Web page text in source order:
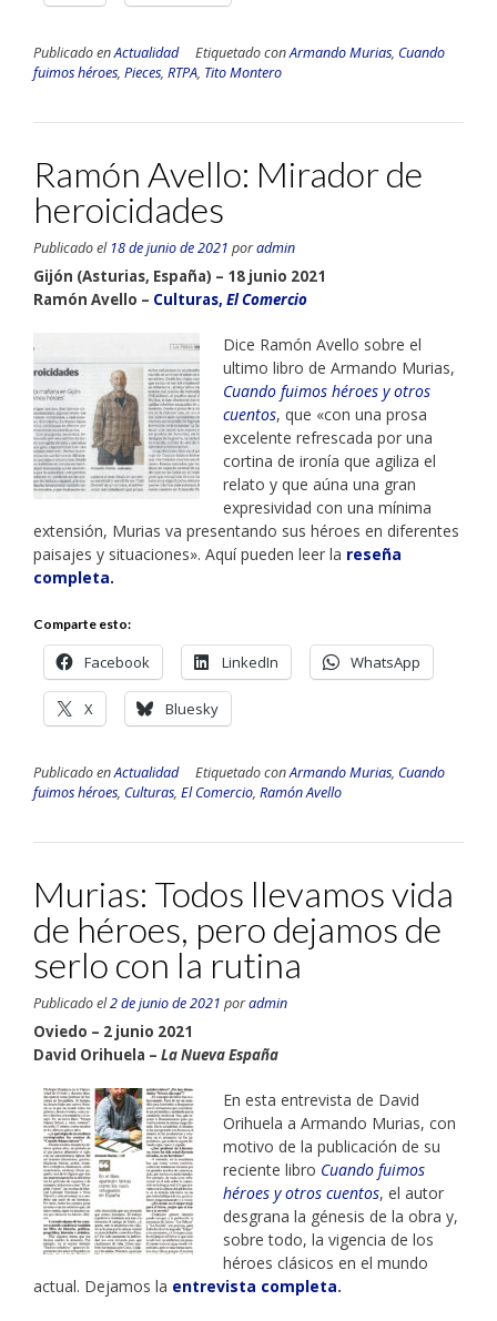
Publicado enActualidad Etiquetado conArmando Murias, Cuando
fuimos héroes, Pieces, RTPA, Tito Montero
Ramón Avello: Mirador de
heroicidades
Publicado el 18 de junio de 2021 poradmin
Gijón (Asturias, España) – 18 junio 2021
Ramón Avello – Culturas, El Comercio
Dice Ramón Avello sobre el
ultimo libro de Armando Murias,
Cuando fuimos héroes y otros
cuentos, que «con una prosa
excelente refrescada por una
cortina de ironía que agiliza el
relato y que aúna una gran
expresividad con una mínima
extensión, Murias va presentando sus héroes en diferentes
paisajes y situaciones». Aquí pueden leer la reseña
completa.
Comparte esto:
Facebook LinkedIn WhatsApp
X Bluesky
Publicado enActualidad Etiquetado conArmando Murias, Cuando
fuimos héroes, Culturas, El Comercio, Ramón Avello
Murias: Todos llevamos vida
de héroes, pero dejamos de
serlo con la rutina
Publicado el2 de junio de 2021 poradmin
Oviedo – 2 junio 2021
David Orihuela – La Nueva España
En esta entrevista de David
Orihuela a Armando Murias, con
motivo de la publicación de su
reciente libro Cuando fuimos
héroes y otros cuentos, el autor
desgrana la génesis de la obra y,
sobre todo, la vigencia de los
héroes clásicos en el mundo
actual. Dejamos la entrevista completa.